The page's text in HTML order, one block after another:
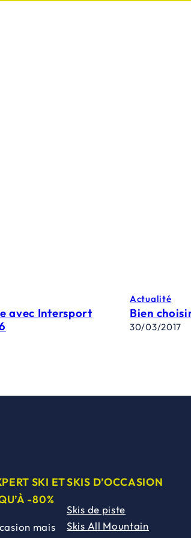
avec Intersport
Actualité
Bien
30/03/2017
SKI ET
-80%
mais
SKIS D’OCCASION
Skis de piste
Skis All Mountain